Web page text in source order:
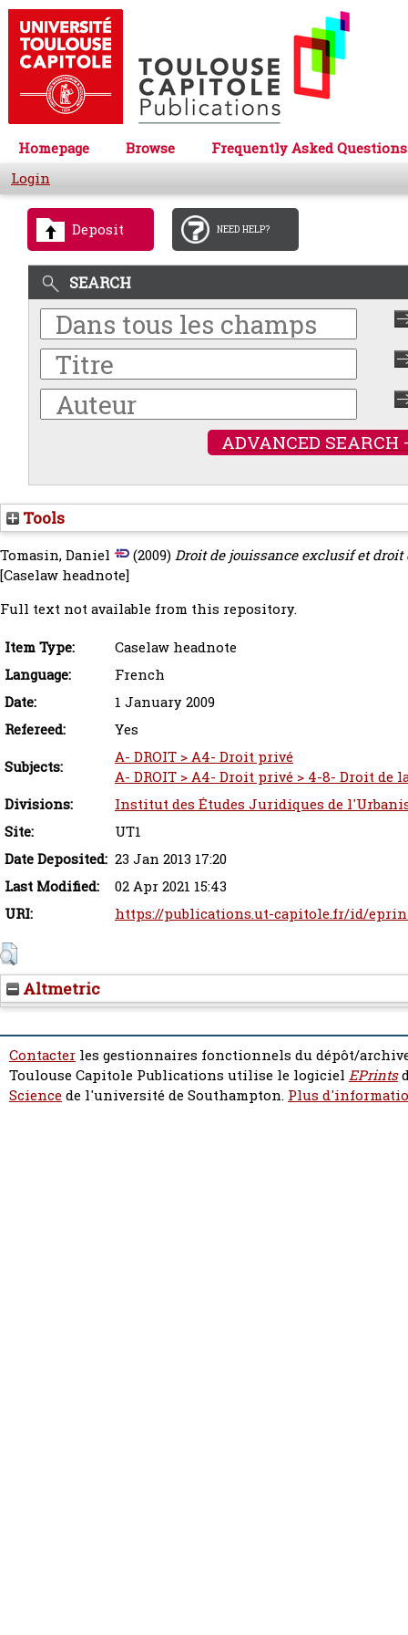
Homepage Browse
Frequently Asked Questions
Login
Deposit NEED HELP?
SEARCH
ADVANCED SEARCH
Tools
Tomasin, Daniel (2009)Droit de jouissance exclusif et droit
[Caselaw headnote]
Full text not available from this repository.
Item Type:
Caselaw headnote
Language:
French
Date:
1 January 2009
Refereed:
Yes
Subjects:
A- DROIT > A4- Droit privé
A- DROIT > A4- Droit privé > 4-8- Droit
Divisions:
Institut des Études Juridiques de
Site:
UT1
Date Deposited: 23 Jan 2013 17:20
Last Modified:
02 Apr 2021 15:43
URI:
https://publications.ut-capitole.fr/id/
Altmetric
Contacter les gestionnaires fonctionnels du dépôt/
Toulouse Capitole Publications utilise le logiciel EPrints
Sciencede l'université de Southampton. Plus